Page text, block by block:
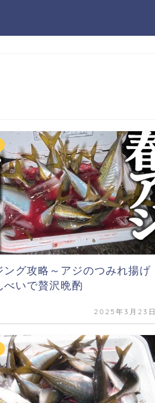
ング攻略～アジのつみれ揚げ
べいで贅沢晩酌
2025年3月23日